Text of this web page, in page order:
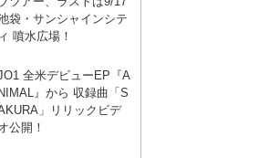
袋・サンシャインシテ
ィ 噴水広場！
全米デビューEP『A
NIMAL』から 収録曲「S
」リリックビデ
公開！